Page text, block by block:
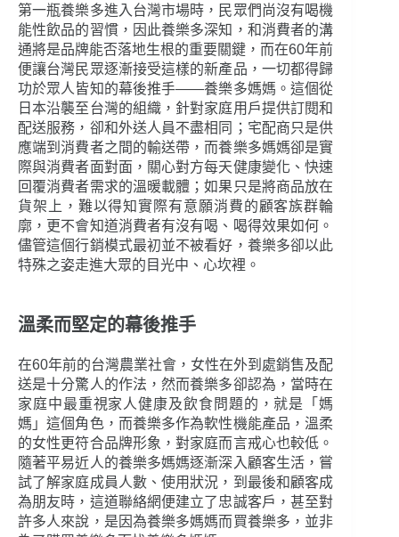
第一瓶養樂多進入台灣市場時，民眾們尚沒有喝機
能性飲品的習慣，因此養樂多深知，和消費者的溝
通將是品牌能否落地生根的重要關鍵，而在60年前
便讓台灣民眾逐漸接受這樣的新產品，一切都得歸
功於眾人皆知的幕後推手——養樂多媽媽。這個從
日本沿襲至台灣的組織，針對家庭用戶提供訂閱和
配送服務，卻和外送人員不盡相同；宅配商只是供
應端到消費者之間的輸送帶，而養樂多媽媽卻是實
際與消費者面對面，關心對方每天健康變化、快速
回覆消費者需求的溫暖載體；如果只是將商品放在
貨架上，難以得知實際有意願消費的顧客族群輪
廓，更不會知道消費者有沒有喝、喝得效果如何。
儘管這個行銷模式最初並不被看好，養樂多卻以此
特殊之姿走進大眾的目光中、心坎裡。
溫柔而堅定的幕後推手
在60年前的台灣農業社會，女性在外到處銷售及配
送是十分驚人的作法，然而養樂多卻認為，當時在
家庭中最重視家人健康及飲食問題的，就是「媽
媽」這個角色，而養樂多作為軟性機能產品，溫柔
的女性更符合品牌形象，對家庭而言戒心也較低。
隨著平易近人的養樂多媽媽逐漸深入顧客生活，嘗
試了解家庭成員人數、使用狀況，到最後和顧客成
為朋友時，這道聯絡網便建立了忠誠客戶，甚至對
許多人來說，是因為養樂多媽媽而買養樂多，並非